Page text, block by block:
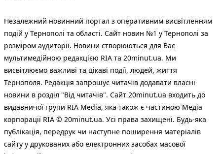
Незалежний новинний портал з оперативним висвітленням
подій у Тернополі та області. Сайт новин №1 у Тернополі за
розміром аудиторії. Новини створюються для Вас
мультимедійною редакцією RIA та 20minut.ua. Ми
висвітлюємо важливі та цікаві події, людей, життя
Тернополя. Редакція запрошує читачів додавати власні
новини в розділ "Від читачів". Сайт 20minut.ua входить до
видавничої групи RIA Media, яка також є частиною Медіа
корпорації RIA © 20minut.ua. Усі права захищені. Будь-яка
публiкацiя, передрук чи наступне поширення матеріалів
сайту у друкованих або електронних засобах масової